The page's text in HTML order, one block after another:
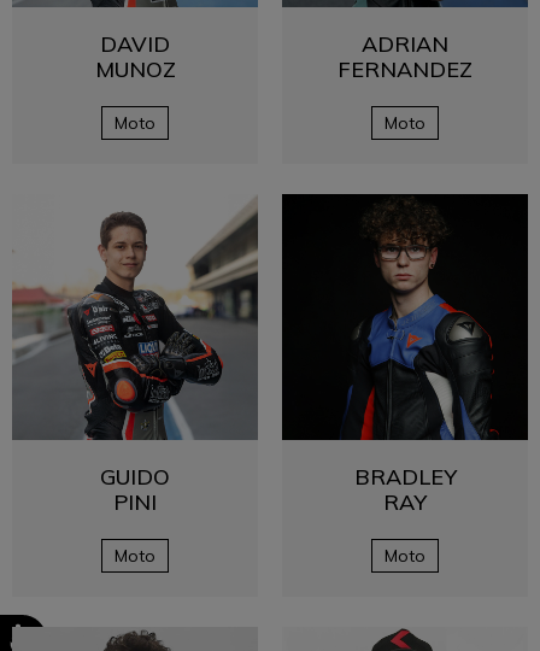
DAVID
MUNOZ
Moto
ADRIAN
FERNANDEZ
Moto
GUIDO
PINI
Moto
BRADLEY
RAY
Moto